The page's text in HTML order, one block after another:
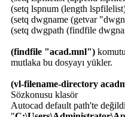
(setq lspnum (length
(setq dwgname (getvar
(setq dwgpath (findfile
(findfile "acad.mnl")
mutlaka bu dosyayı yükler.
(vl-filename-directory
Sözkonusu klasör
Autocad default path'te